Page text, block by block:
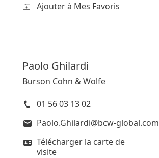
Ajouter à Mes Favoris
Paolo Ghilardi
Burson Cohn & Wolfe
01 56 03 13 02
Paolo.Ghilardi@bcw-global.com
Télécharger la carte de
visite